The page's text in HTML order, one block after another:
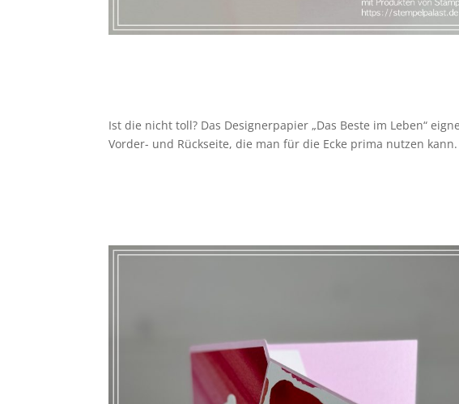
Ist die nicht toll? Das Designerpapier „Das Beste im Leben“
Vorder- und Rückseite, die man für die Ecke prima nutzen kann.